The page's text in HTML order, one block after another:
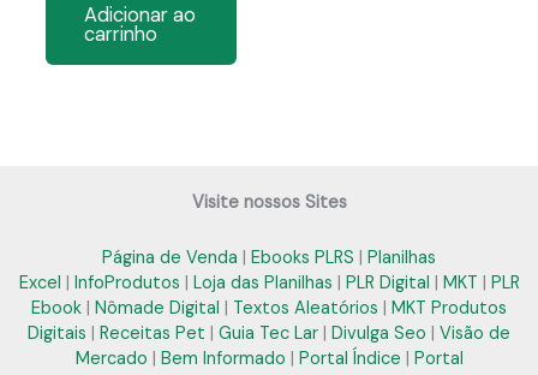
era:
R$ 169,80.
Adicionar ao
carrinho
Visite nossos Sites
Página de Venda | Ebooks PLRS | Planilhas
Excel | InfoProdutos | Loja das Planilhas | PLR Digital | MKT | PLR
Ebook | Nômade Digital | Textos Aleatórios | MKT Produtos
Digitais | Receitas Pet | Guia Tec Lar | Divulga Seo | Visão de
Mercado | Bem Informado | Portal Índice | Portal